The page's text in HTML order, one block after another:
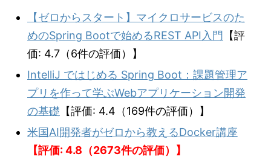
【ゼロからスタート】マイクロサービスのた
めのSpring Bootで始めるREST API入門 【評
価: 4.7（6件の評価）】
IntelliJ ではじめる Spring Boot：課題管理ア
プリを作って学ぶWebアプリケーション開発
の基礎 【評価: 4.4（169件の評価）】
米国AI開発者がゼロから教えるDocker講座
【評価: 4.8（2673件の評価）】